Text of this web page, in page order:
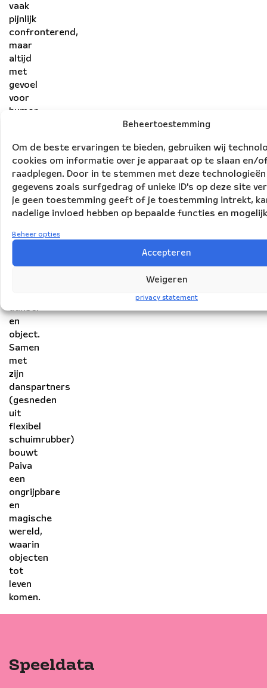
Beheertoestemming
Om de beste ervaringen te bieden, gebruiken wij
cookies om informatie over je apparaat op te slaan en/
raadplegen. Door in te stemmen met deze
gegevens zoals surfgedrag of unieke ID's op deze site
je geen toestemming geeft of je toestemming intrekt,
nadelige invloed hebben op bepaalde functies en
Beheer opties
Accepteren
Weigeren
privacy statement
vaak
pijnlijk
confronterend,
maar
altijd
met
gevoel
voor
humor.
een
eigen
techniek,
genaamd
Object
Score,
waarmee
een
duet
en
object.
Samen
met
zijn
danspartners
(gesneden
uit
flexibel
schuimrubber)
bouwt
Paiva
een
ongrijpbare
en
magische
wereld,
waarin
objecten
tot
leven
komen.
Speeldata